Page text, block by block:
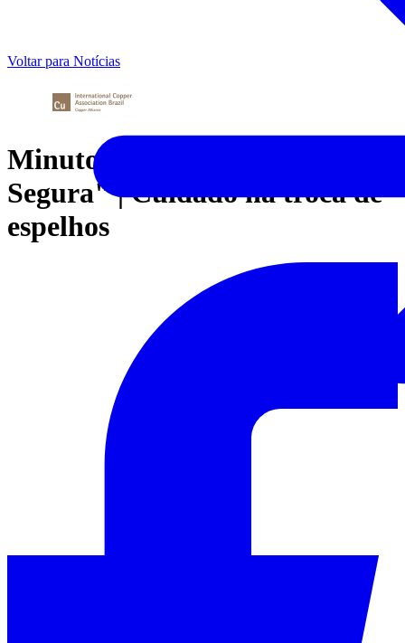
Voltar para Notícias
Minuto "Programa Casa
Segura" | Cuidado na troca de
espelhos